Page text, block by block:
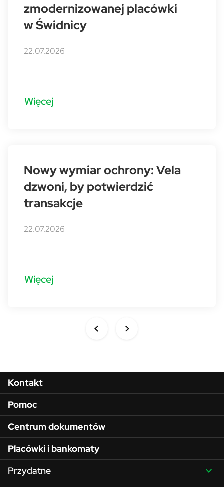
zmodernizowanej placówki
w Świdnicy
22.07.2026
Więcej
Nowy wymiar ochrony: Vela
dzwoni, by potwierdzić
transakcje
22.07.2026
Więcej
Menu w stopce
Kontakt
Pomoc
Centrum dokumentów
Placówki i bankomaty
Przydatne